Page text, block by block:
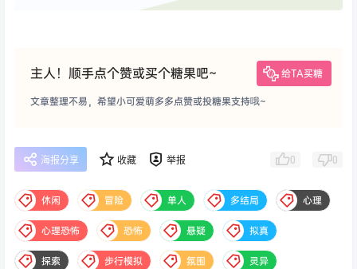
主人！顺手点个赞或买个糖果吧~ 给TA买糖
文章整理不易，希望小可爱萌多多点赞或投糖果支持哦~
海报分享 收藏 举报 0 0
休闲 冒险 单人 多结局 心理
心理恐怖 恐怖 悬疑 拟真
探索 步行模拟 氛围 灵异